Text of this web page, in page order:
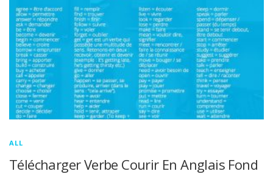
ALL
Télécharger Verbe Courir En Anglais Fond